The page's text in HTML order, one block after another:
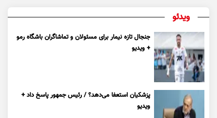
ویدئو
جنجال تازه نیمار برای مسئولان و تماشاگران باشگاه رمو
+ ویدیو
پزشکیان استعفا می‌دهد؟ / رئیس جمهور پاسخ داد +
ویدیو